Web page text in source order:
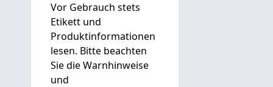
Vor Gebrauch stets
Etikett und
Produktinformationen
lesen. Bitte beachten
Sie die Warnhinweise
und